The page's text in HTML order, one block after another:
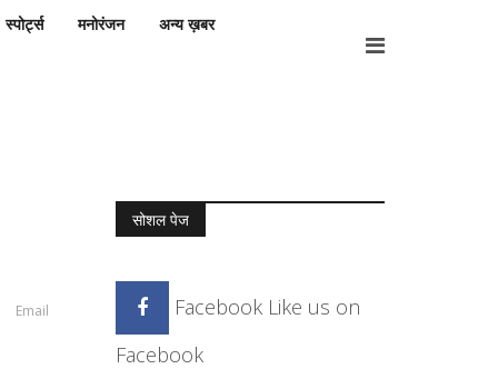
स्पोर्ट्स मनोरंजन अन्य ख़बर
Email
सोशल पेज
Facebook Like us on
Facebook